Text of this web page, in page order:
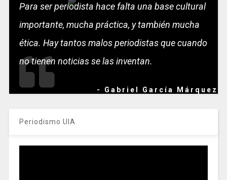
Para ser periodista hace falta una base cultural
importante, mucha práctica, y también mucha
ética. Hay tantos malos periodistas que cuando
no tienen noticias se las inventan.
- Gabriel García Márquez
Periodismo UIA